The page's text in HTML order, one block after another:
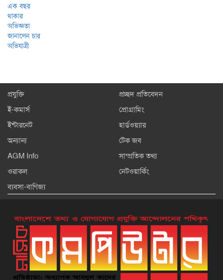
প্রযুক্তি
প্রচ্ছদ প্রতিবেদন
ই-কমার্স
প্রোগ্রামিং
ইন্টারনেট
হার্ডওয়্যার
অন্যান্য
টেক জব
AGM Info
সাম্প্রতিক তথ্য
ওরাকল
নেটওয়ার্কিং
ব্যবসা-বাণিজ্য